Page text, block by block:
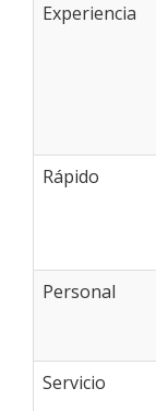
Experiencia
Rápido
Personal
Servicio